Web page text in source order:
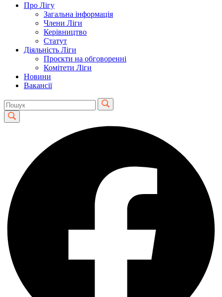
Про Лігу
Загальна інформація
Члени Ліги
Керівництво
Статут
Діяльність Ліги
Проєкти на обговоренні
Комітети Ліги
Новини
Вакансії